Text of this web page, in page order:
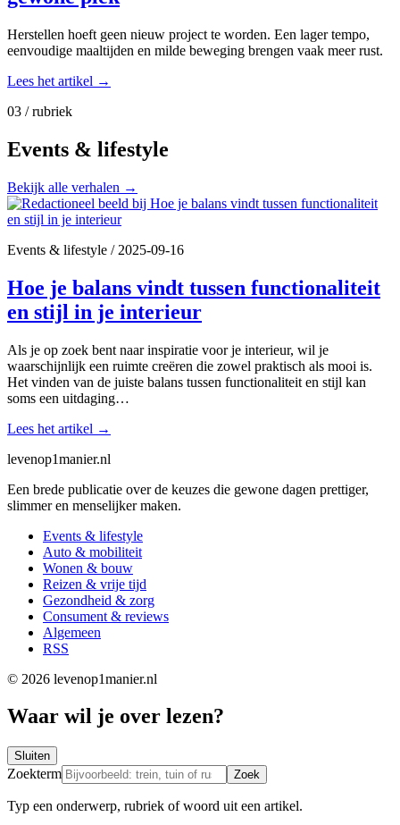
Herstellen hoeft geen nieuw project te worden. Een lager tempo,
eenvoudige maaltijden en milde beweging brengen vaak meer rust.
Lees het artikel →
03 / rubriek
Events & lifestyle
Bekijk alle verhalen →
Events & lifestyle /2025-09-16
Hoe je balans vindt tussen functionaliteit
en stijl in je interieur
Als je op zoek bent naar inspiratie voor je interieur, wil je
waarschijnlijk een ruimte creëren die zowel praktisch als mooi is.
Het vinden van de juiste balans tussen functionaliteit en stijl kan
soms een uitdaging…
Lees het artikel →
levenop1manier.nl
Een brede publicatie over de keuzes die gewone dagen prettiger,
slimmer en menselijker maken.
Events & lifestyle
Auto & mobiliteit
Wonen & bouw
Reizen & vrije tijd
Gezondheid & zorg
Consument & reviews
Algemeen
RSS
© 2026 levenop1manier.nl
Waar wil je over lezen?
Sluiten
Zoekterm Zoek
Typ een onderwerp, rubriek of woord uit een artikel.